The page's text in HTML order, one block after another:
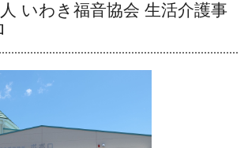
いわき福音協会 生活介護事